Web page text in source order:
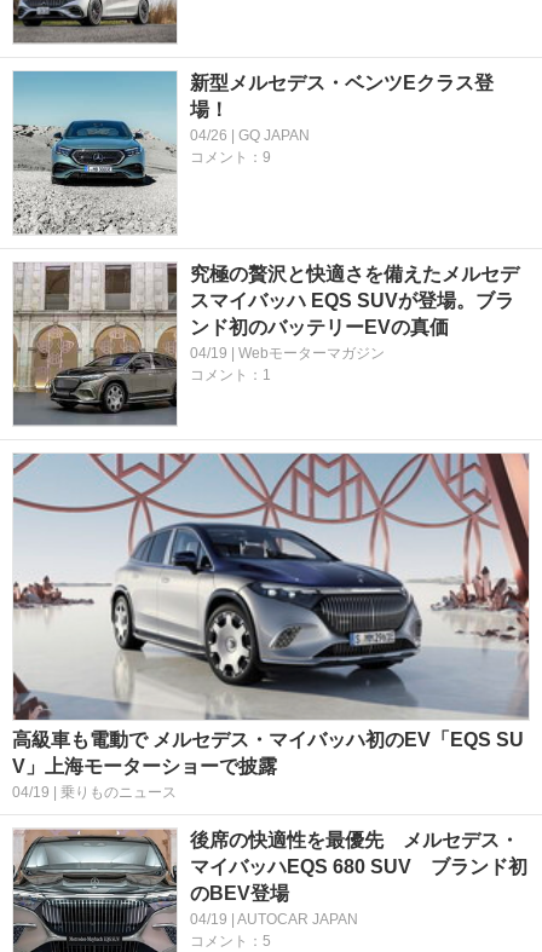
新型メルセデス・ベンツEクラス登
場！
04/26 | GQ JAPAN
コメント：9
究極の贅沢と快適さを備えたメルセデ
スマイバッハ EQS SUVが登場。ブラ
ンド初のバッテリーEVの真価
04/19 | Webモーターマガジン
コメント：1
高級車も電動で メルセデス・マイバッハ初のEV「EQS SU
V」上海モーターショーで披露
04/19 | 乗りものニュース
後席の快適性を最優先 メルセデス・
マイバッハEQS 680 SUV ブランド初
のBEV登場
04/19 | AUTOCAR JAPAN
コメント：5